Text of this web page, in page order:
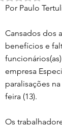
Por Paulo
Cansados dos
benefícios e
empresa
paralisações
feira (13).
Os